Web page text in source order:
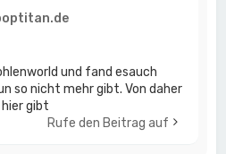
und fand esauch
so nicht mehr gibt. Von daher
hier gibt
Rufe den Beitrag auf